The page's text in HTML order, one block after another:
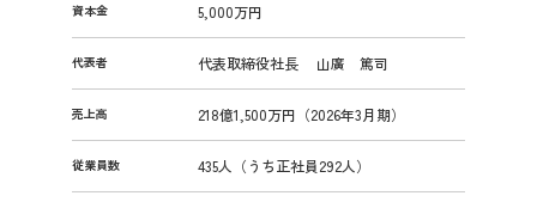
資本金 5,000万円
代表者 代表取締役社長 山廣 篤司
売上高 218億1,500万円（2026年3月期）
従業員数 435人（うち正社員292人）